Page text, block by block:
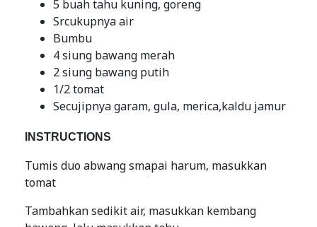
5 buah tahu kuning, goreng
Srcukupnya air
Bumbu
4 siung bawang merah
2 siung bawang putih
1/2 tomat
Secujipnya garam, gula, merica,kaldu jamur
INSTRUCTIONS
Tumis duo abwang smapai harum, masukkan
tomat
Tambahkan sedikit air, masukkan kembang